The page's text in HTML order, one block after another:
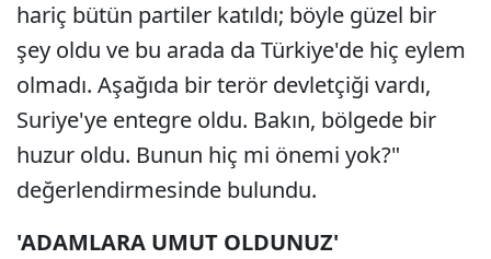
hariç bütün partiler katıldı; böyle güzel bir
şey oldu ve bu arada da Türkiye'de hiç eylem
olmadı. Aşağıda bir terör devletçiği vardı,
Suriye'ye entegre oldu. Bakın, bölgede bir
huzur oldu. Bunun hiç mi önemi yok?"
değerlendirmesinde bulundu.
'ADAMLARA UMUT OLDUNUZ'